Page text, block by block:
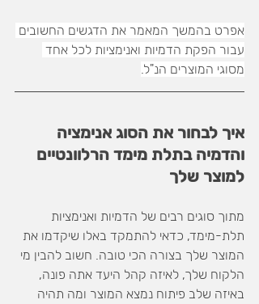
אפרט בהמשך המאמר את הדגשים החשובים
עבור הפקת הדמיות ואנימציות לכל אחד
מסוגי המוצרים הנ"ל.
איך לבחור את הסוג אנימציה
והדמיה בתלת מימד הרלוונטיים
למוצר שלך
מתוך סוגים רבים של הדמיות ואנימציות
תלת-מימד, כדאי להתמקד באלו שיקדמו את
המוצר שלך בצורה הכי טובה. חשוב להבין מי
הלקוח שלך, לאיזה קהל היעד אתה פונה,
באיזה שלב פיתוח נמצא המוצר ומה תהיה